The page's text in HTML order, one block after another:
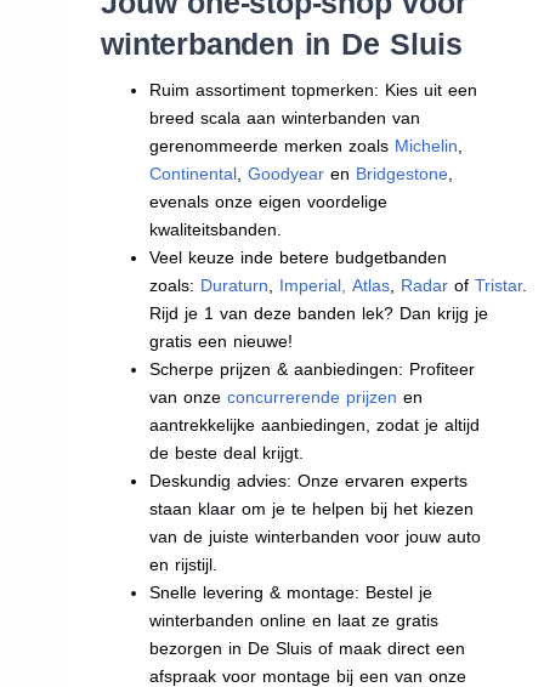
winterbanden in De Sluis
Ruim assortiment topmerken: Kies uit een
breed scala aan winterbanden van
gerenommeerde merken zoals Michelin
Continental ,Goodyear en Bridgestone
evenals onze eigen voordelige
kwaliteitsbanden.
Veel keuze inde betere budgetbanden
zoals: Duraturn Imperial Atlas Radar ofTristar.
Rijd je 1 van deze banden lek? Dan krijg je
gratis een nieuwe!
Scherpe prijzen & aanbiedingen: Profiteer
van onzeconcurrerende prijzen en
aantrekkelijke aanbiedingen, zodat je altijd
de beste deal krijgt.
Deskundig advies: Onze ervaren experts
staan klaar om je te helpen bij het kiezen
van de juiste winterbanden voor jouw auto
en rijstijl.
Snelle levering & montage: Bestel je
winterbanden online en laat ze gratis
bezorgen in De Sluis of maak direct een
afspraak voor montage bij een van onze